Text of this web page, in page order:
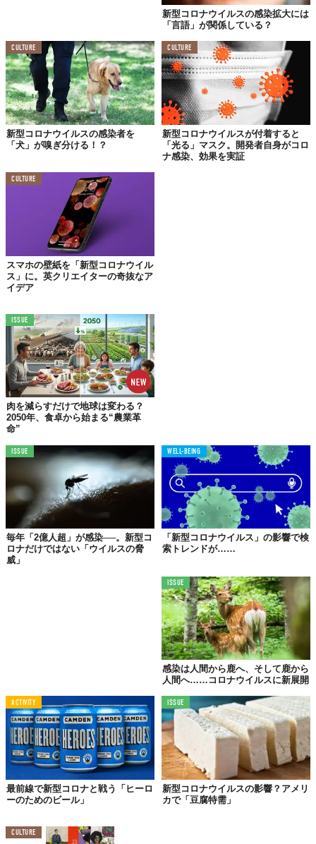
そして、バクストン警察は少しでも人を減らし、市民の安全を確
にしたのだ！
©Buxton Police SNT / Facebook
ちなみに、これはブルーラグーンでの遊泳を禁止させるために、
過去、何度かおこなってきた方法なんだとか。
り大胆だといえるだろう。
Top image: © iStock.com/Ninell_Art
TABI LABO
この世界は、もっと広いはずだ。
新型コロナウイルスの感染拡大には
「言語」が関係している？
CULTURE
新型コロナウイルスの感染者を
「犬」が嗅ぎ分ける！？
CULTURE
新型コロナウイルスが付着すると
「光る」マスク。開発者自身がコロ
ナ感染、効果を実証
CULTURE
スマホの壁紙を「新型コロナウイル
ス」に。英クリエイターの奇抜なア
イデア
ISSUE
肉を減らすだけで地球は変わる？
2050年、食卓から始まる“農業革
命”
ISSUE
毎年「2億人超」が感染──。新型コ
ロナだけではない「ウイルスの脅
威」
WELL-BEING
「新型コロナウイルス」の影響で検
索トレンドが……
ISSUE
感染は人間から鹿へ、そして鹿から
人間へ……コロナウイルスに新展開
ACTIVITY
最前線で新型コロナと戦う「ヒーロ
ーのためのビール」
ISSUE
新型コロナウイルスの影響？アメリ
カで「豆腐特需」
CULTURE